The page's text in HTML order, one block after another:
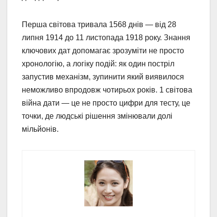
Перша світова тривала 1568 днів — від 28
липня 1914 до 11 листопада 1918 року. Знання
ключових дат допомагає зрозуміти не просто
хронологію, а логіку подій: як один постріл
запустив механізм, зупинити який виявилося
неможливо впродовж чотирьох років. 1 світова
війна дати — це не просто цифри для тесту, це
точки, де людські рішення змінювали долі
мільйонів.